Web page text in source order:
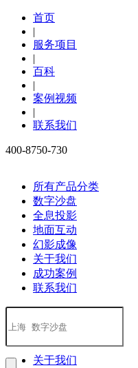
首页
|
服务项目
|
百科
|
案例视频
|
联系我们
400-8750-730
所有产品分类
数字沙盘
全息投影
地面互动
幻影成像
关于我们
成功案例
联系我们
关于我们